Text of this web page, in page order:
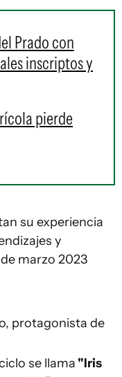
Prado con
inscriptos y
pierde
su experiencia
y
marzo 2023
protagonista de
se llama "Iris